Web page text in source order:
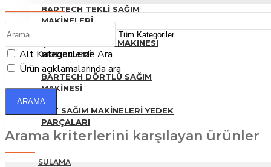
BARTECH TEKLI SAĞIM
MAKINELERI
ÇIFTLI TIP SAĞIM MAKINESI
MODELLERI
BARTECH DÖRTLÜ SAĞIM
MAKINESI
SÜT SAĞIM MAKINELERI YEDEK
PARÇALARI
SULAMA
Alt Kategorilerde Ara
Ürün açıklamalarında ara
ARAMA
Arama kriterlerini karşılayan ürünler